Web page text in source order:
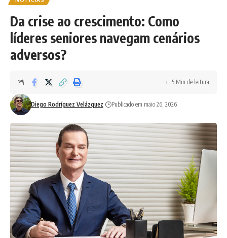
Da crise ao crescimento: Como
líderes seniores navegam cenários
adversos?
Diego Rodríguez Velázquez Publicado em maio 26, 2026
5 Min de leitura